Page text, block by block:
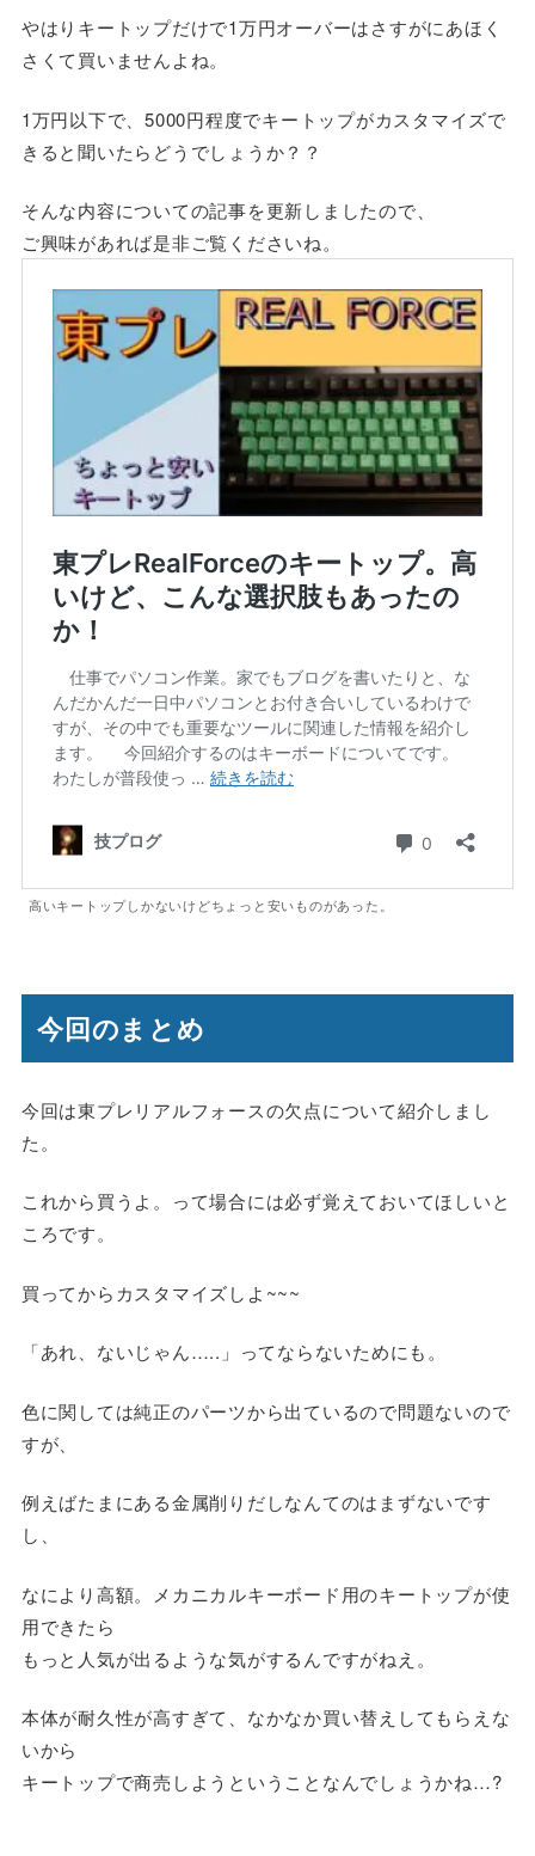
やはりキートップだけで1万円オーバーはさすがにあほく
さくて買いませんよね。
1万円以下で、5000円程度でキートップがカスタマイズで
きると聞いたらどうでしょうか？？
そんな内容についての記事を更新しましたので、
ご興味があれば是非ご覧くださいね。
高いキートップしかないけどちょっと安いものがあった。
今回のまとめ
今回は東プレリアルフォースの欠点について紹介しまし
た。
これから買うよ。って場合には必ず覚えておいてほしいと
ころです。
買ってからカスタマイズしよ~~~
「あれ、ないじゃん…..」ってならないためにも。
色に関しては純正のパーツから出ているので問題ないので
すが、
例えばたまにある金属削りだしなんてのはまずないです
し、
なにより高額。メカニカルキーボード用のキートップが使
用できたら
もっと人気が出るような気がするんですがねえ。
本体が耐久性が高すぎて、なかなか買い替えしてもらえな
いから
キートップで商売しようということなんでしょうかね…?